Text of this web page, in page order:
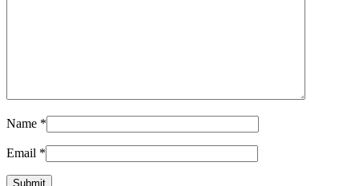
Name *
Email *